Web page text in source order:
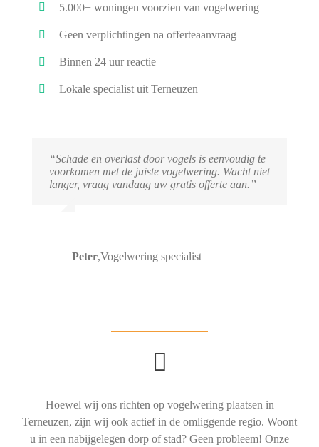
5.000+ woningen voorzien van vogelwering
Geen verplichtingen na offerteaanvraag
Binnen 24 uur reactie
Lokale specialist uit Terneuzen
“Schade en overlast door vogels is eenvoudig te
voorkomen met de juiste vogelwering. Wacht niet
langer, vraag vandaag uw gratis offerte aan.”
Peter,Vogelwering specialist
Hoewel wij ons richten op vogelwering plaatsen in
Terneuzen, zijn wij ook actief in de omliggende regio. Woont
u in een nabijgelegen dorp of stad? Geen probleem! Onze